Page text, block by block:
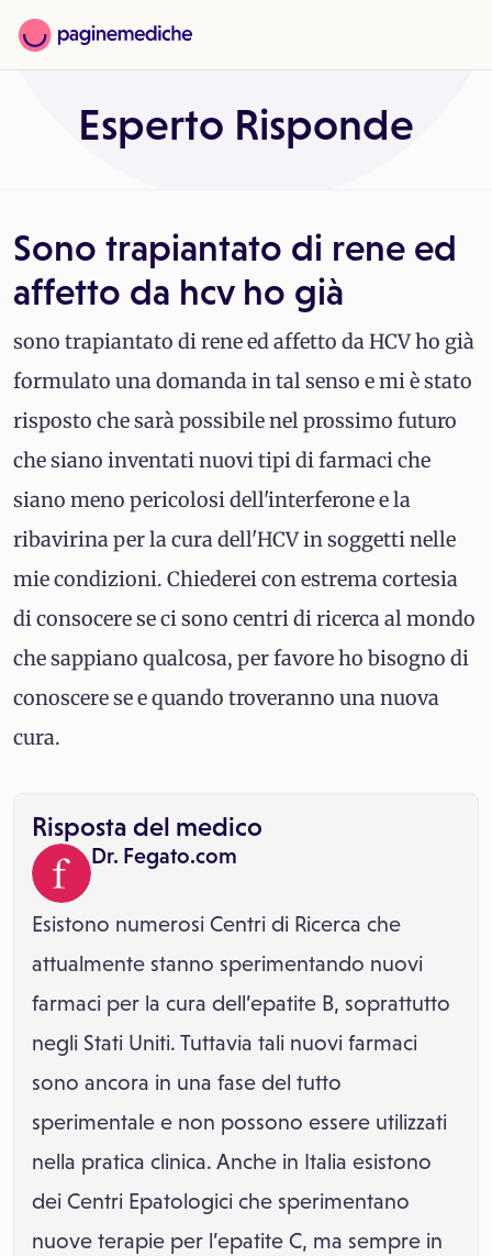
Esperto Risponde
Sono trapiantato di rene ed
affetto da hcv ho già
sono trapiantato di rene ed affetto da HCV ho già
formulato una domanda in tal senso e mi è stato
risposto che sarà possibile nel prossimo futuro
che siano inventati nuovi tipi di farmaci che
siano meno pericolosi dell'interferone e la
ribavirina per la cura dell'HCV in soggetti nelle
mie condizioni. Chiederei con estrema cortesia
di consocere se ci sono centri di ricerca al mondo
che sappiano qualcosa, per favore ho bisogno di
conoscere se e quando troveranno una nuova
cura.
Risposta del medico
Dr. Fegato.com
Esistono numerosi Centri di Ricerca che
attualmente stanno sperimentando nuovi
farmaci per la cura dell’epatite B, soprattutto
negli Stati Uniti. Tuttavia tali nuovi farmaci
sono ancora in una fase del tutto
sperimentale e non possono essere utilizzati
nella pratica clinica. Anche in Italia esistono
dei Centri Epatologici che sperimentano
nuove terapie per l’epatite C, ma sempre in